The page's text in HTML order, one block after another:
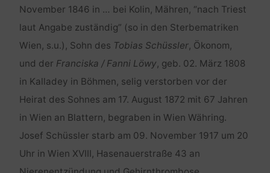
November 1846 in … bei Kolin, Mähren, “nach Triest
laut Angabe zuständig” (so in den Sterbematriken
Wien, s.u.), Sohn des Tobias Schüssler, Ökonom,
und der Franciska / Fanni Löwy, geb. 02. März 1808
in Kalladey in Böhmen, selig verstorben vor der
Heirat des Sohnes am 17. August 1872 mit 67 Jahren
in Wien an Blattern, begraben in Wien Währing.
Josef Schüssler starb am 09. November 1917 um 20
Uhr in Wien XVIII, Hasenauerstraße 43 an